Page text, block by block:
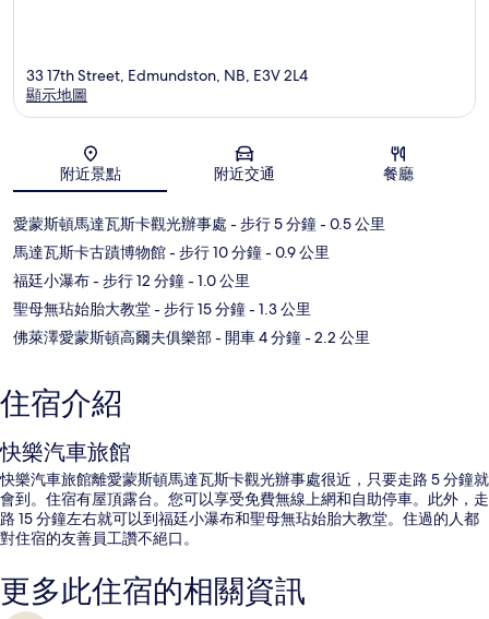
地圖
33 17th Street, Edmundston, NB, E3V 2L4
顯示地圖
附近景點 附近交通 餐廳
愛蒙斯頓馬達瓦斯卡觀光辦事處 - 步行 5 分鐘- 0.5 公里
馬達瓦斯卡古蹟博物館- 步行 10 分鐘- 0.9 公里
福廷小瀑布- 步行 12 分鐘- 1.0 公里
聖母無玷始胎大教堂- 步行 15 分鐘- 1.3 公里
佛萊澤愛蒙斯頓高爾夫俱樂部- 開車 4 分鐘- 2.2 公里
住宿介紹
快樂汽車旅館
快樂汽車旅館離愛蒙斯頓馬達瓦斯卡觀光辦事處很近，只要走路 5 分鐘就
會到。住宿有屋頂露台。您可以享受免費無線上網和自助停車。此外，走
路 15 分鐘左右就可以到福廷小瀑布和聖母無玷始胎大教堂。住過的人都
對住宿的友善員工讚不絕口。
更多此住宿的相關資訊